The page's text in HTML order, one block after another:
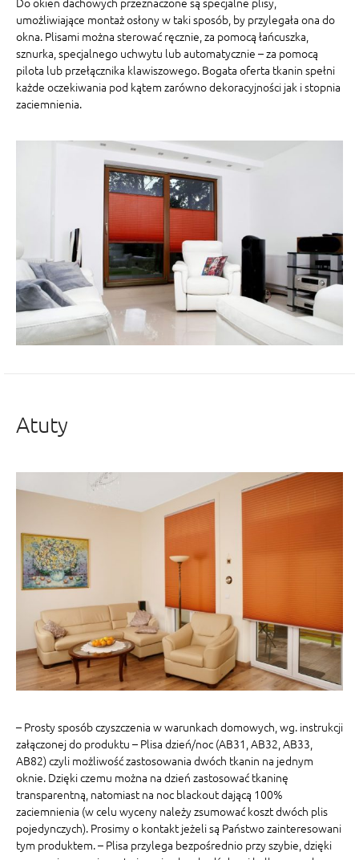
umożliwiające montaż osłony w taki sposób, by przylegała ona do
okna. Plisami można sterować ręcznie, za pomocą łańcuszka,
sznurka, specjalnego uchwytu lub automatycznie – za pomocą
pilota lub przełącznika klawiszowego. Bogata oferta tkanin spełni
każde oczekiwania pod kątem zarówno dekoracyjności jak i stopnia
zaciemnienia.
Atuty
– Prosty sposób czyszczenia w warunkach domowych, wg. instrukcji
załączonej do produktu – Plisa dzień/noc (AB31, AB32, AB33,
AB82) czyli możliwość zastosowania dwóch tkanin na jednym
oknie. Dzięki czemu można na dzień zastosować tkaninę
transparentną, natomiast na noc blackout dającą 100%
zaciemnienia (w celu wyceny należy zsumować koszt dwóch plis
pojedynczych). Prosimy o kontakt jeżeli są Państwo zainteresowani
tym produktem. – Plisa przylega bezpośrednio przy szybie, dzięki